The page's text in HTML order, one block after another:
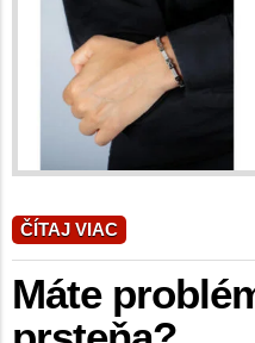
ČÍTAJ VIAC
Máte